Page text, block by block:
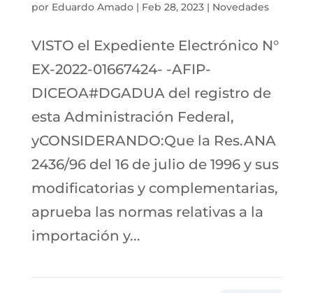
por Eduardo Amado| Feb 28, 2023| Novedades
VISTO el Expediente Electrónico N°
EX-2022-01667424- -AFIP-
DICEOA#DGADUA del registro de
esta Administración Federal,
yCONSIDERANDO:Que la Res.ANA
2436/96 del 16 de julio de 1996 y sus
modificatorias y complementarias,
aprueba las normas relativas a la
importación y...